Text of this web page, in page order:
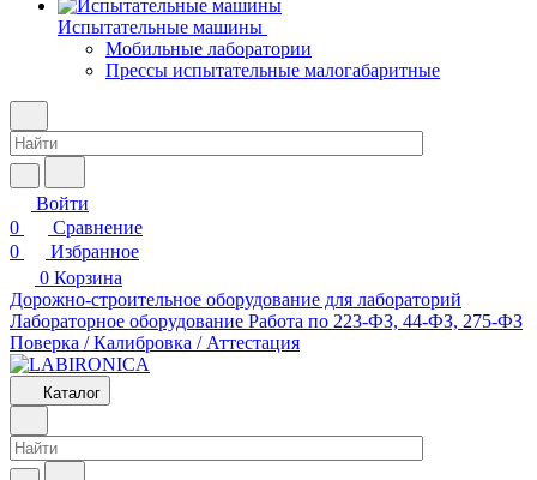
Испытательные машины
Мобильные лаборатории
Прессы испытательные малогабаритные
Войти
0
Сравнение
0
Избранное
0 Корзина
Дорожно-строительное оборудование для лабораторий
Лабораторное оборудование Работа по 223-ФЗ, 44-ФЗ, 275-ФЗ
Поверка / Калибровка / Аттестация
Каталог